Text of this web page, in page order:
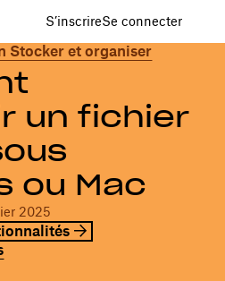
S’inscrireSe connecter
Stocker et organiser
un fichier
ou Mac
2025